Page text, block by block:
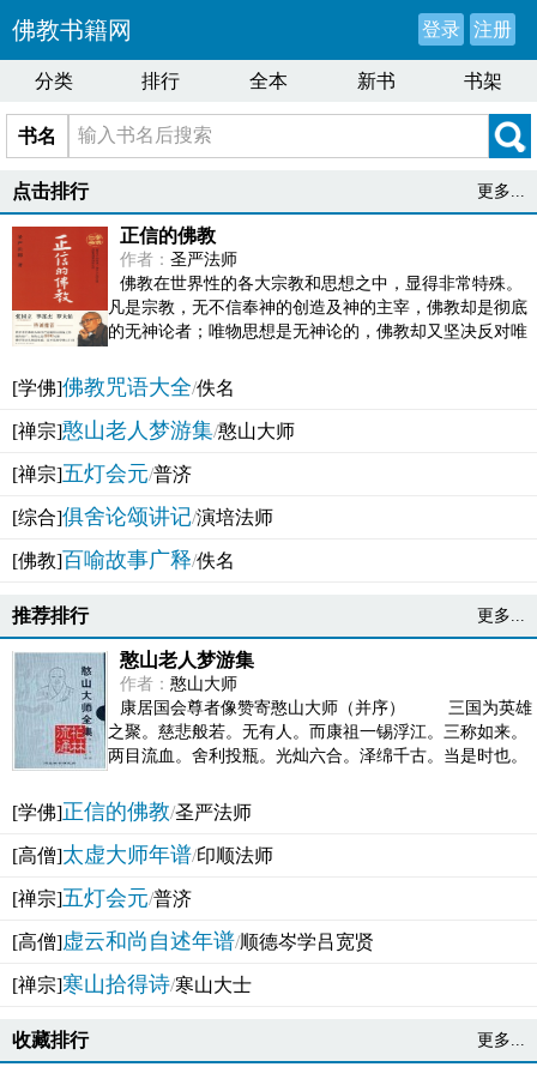
佛教书籍网 登录 注册
分类 排行 全本 新书 书架
书名
点击排行 更多...
正信的佛教
作者： 圣严法师
佛教在世界性的各大宗教和思想之中，显得非常特殊。
凡是宗教，无不信奉神的创造及神的主宰，佛教却是彻底
的无神论者；唯物思想是无神论的，佛教却又坚决反对唯
[学佛]佛教咒语大全/佚名
[禅宗]憨山老人梦游集/憨山大师
[禅宗]五灯会元/普济
[综合]俱舍论颂讲记/演培法师
[佛教]百喻故事广释/佚名
推荐排行 更多...
憨山老人梦游集
作者： 憨山大师
康居国会尊者像赞寄憨山大师（并序） 三国为英雄
之聚。慈悲般若。无有人。而康祖一锡浮江。三称如来。
两目流血。舍利投瓶。光灿六合。泽绵千古。当是时也。
[学佛]正信的佛教/圣严法师
[高僧]太虚大师年谱/印顺法师
[禅宗]五灯会元/普济
[高僧]虚云和尚自述年谱/顺德岑学吕宽贤
[禅宗]寒山拾得诗/寒山大士
收藏排行 更多...